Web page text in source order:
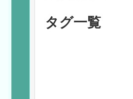
タグ一覧